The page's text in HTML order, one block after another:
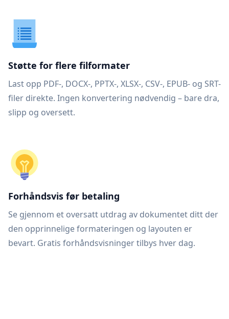
Støtte for flere filformater
Last opp PDF-, DOCX-, PPTX-, XLSX-, CSV-, EPUB- og SRT-
filer direkte. Ingen konvertering nødvendig – bare dra,
slipp og oversett.
Forhåndsvis før betaling
Se gjennom et oversatt utdrag av dokumentet ditt der
den opprinnelige formateringen og layouten er
bevart. Gratis forhåndsvisninger tilbys hver dag.